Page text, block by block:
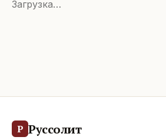
Загрузка…
Р Руссолит